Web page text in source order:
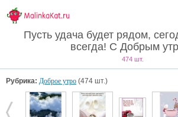
Пусть удача будет рядом,
всегда! С Добрым
474 шт.
Рубрика: Доброе утро (474 шт.)